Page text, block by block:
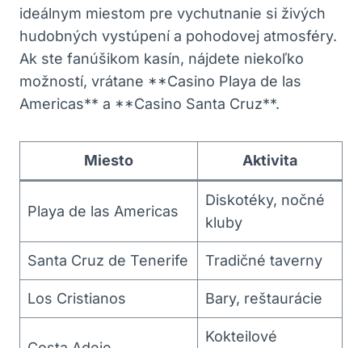
ideálnym miestom pre vychutnanie si živých
hudobných vystúpení a pohodovej atmosféry.
Ak ste fanúšikom kasín, nájdete niekoľko
možností, vrátane **Casino Playa de las
Americas** a **Casino Santa Cruz**.
Miesto Aktivita
Playa de las Americas
Diskotéky, nočné
kluby
Santa Cruz de Tenerife Tradičné taverny
Los Cristianos Bary, reštaurácie
Kokteilové